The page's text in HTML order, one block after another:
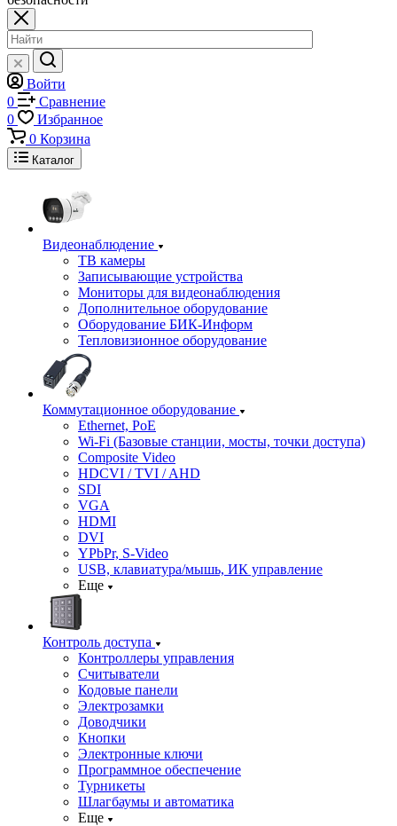
Войти
0
Сравнение
0
Избранное
0 Корзина
Каталог
Видеонаблюдение
ТВ камеры
Записывающие устройства
Мониторы для видеонаблюдения
Дополнительное оборудование
Оборудование БИК-Информ
Тепловизионное оборудование
Коммутационное оборудование
Ethernet, PoE
Wi-Fi (Базовые станции, мосты, точки доступа)
Composite Video
HDCVI / TVI / AHD
SDI
VGA
HDMI
DVI
YPbPr, S-Video
USB, клавиатура/мышь, ИК управление
Еще
Контроль доступа
Контроллеры управления
Считыватели
Кодовые панели
Электрозамки
Доводчики
Кнопки
Электронные ключи
Программное обеспечение
Турникеты
Шлагбаумы и автоматика
Еще